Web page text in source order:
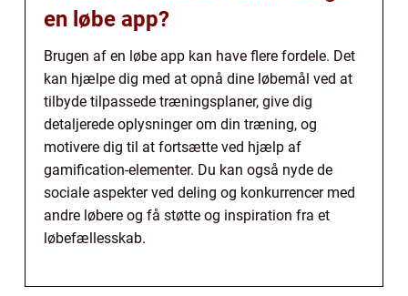
en løbe app?
Brugen af en løbe app kan have flere fordele. Det
kan hjælpe dig med at opnå dine løbemål ved at
tilbyde tilpassede træningsplaner, give dig
detaljerede oplysninger om din træning, og
motivere dig til at fortsætte ved hjælp af
gamification-elementer. Du kan også nyde de
sociale aspekter ved deling og konkurrencer med
andre løbere og få støtte og inspiration fra et
løbefællesskab.